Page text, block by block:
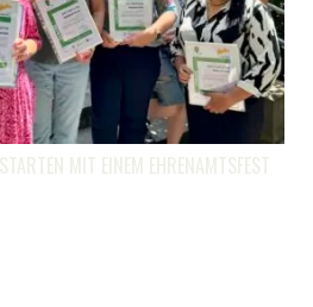
MIT EINEM EHRENAMTSFEST